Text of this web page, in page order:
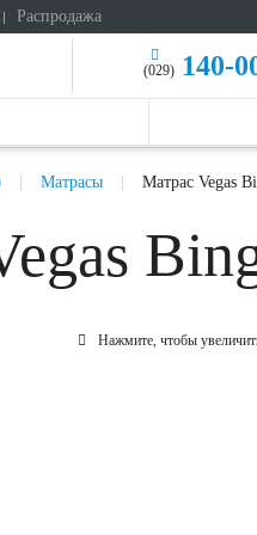
Распродажа
(029) 140-
Матрасы Матрас Vegas
Нажмите, чтобы